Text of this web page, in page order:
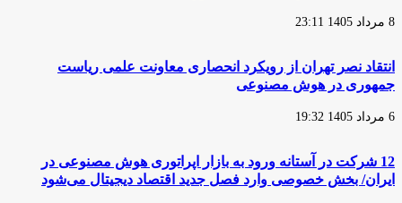
8 مرداد 1405 23:11
انتقاد نصر تهران از رویکرد انحصاری معاونت علمی ریاست
جمهوری در هوش مصنوعی
6 مرداد 1405 19:32
12 شرکت در آستانه ورود به بازار اپراتوری هوش مصنوعی در
ایران/ بخش خصوصی وارد فصل جدید اقتصاد دیجیتال می‌شود